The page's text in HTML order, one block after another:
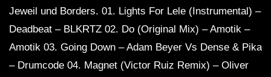
Jeweil und Borders. 01. Lights For Lele (Instrumental) –
Deadbeat – BLKRTZ 02. Do (Original Mix) – Amotik –
Amotik 03. Going Down – Adam Beyer Vs Dense & Pika
– Drumcode 04. Magnet (Victor Ruiz Remix) – Oliver